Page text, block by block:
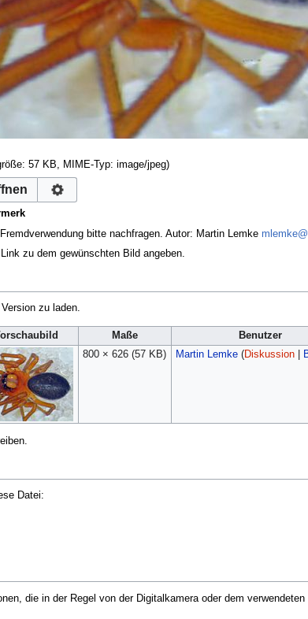
57 KB, MIME-Typ: image/jpeg)
bitte nachfragen. Autor: Martin Lemke
zu dem gewünschten Bild angeben.
zu laden.
Maße Benutzer
800 × 626 (57 KB) Martin Lemke (Diskussion|
Datei:
die in der Regel von der Digitalkamera oder dem